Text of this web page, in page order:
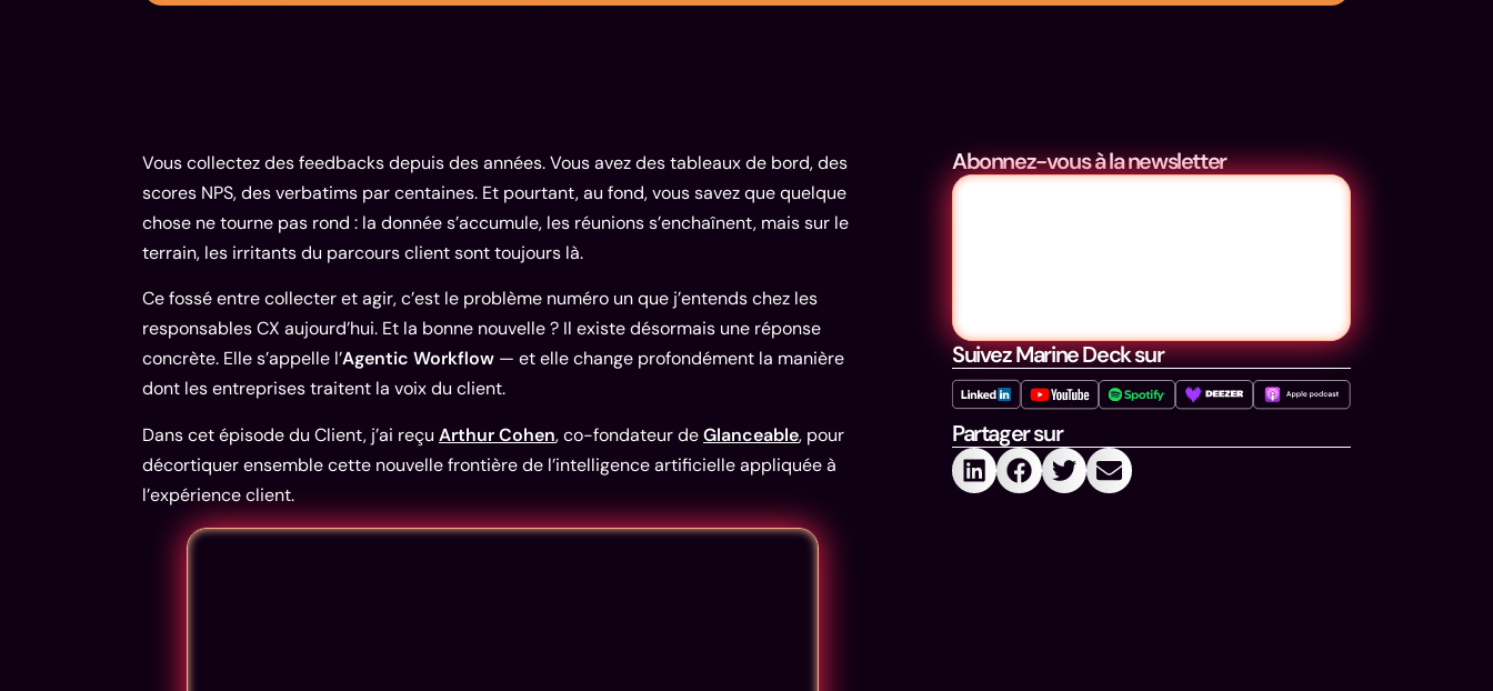
Vous collectez des feedbacks depuis des années. Vous avez des tableaux de bord, des
scores NPS, des verbatims par centaines. Et pourtant, au fond, vous savez que quelque
chose ne tourne pas rond : la donnée s’accumule, les réunions s’enchaînent, mais sur le
terrain, les irritants du parcours client sont toujours là.
Ce fossé entre collecter et agir, c’est le problème numéro un que j’entends chez les
responsables CX aujourd’hui. Et la bonne nouvelle ? Il existe désormais une réponse
concrète. Elle s’appelle l’Agentic Workflow — et elle change profondément la manière
dont les entreprises traitent la voix du client.
Dans cet épisode du Client, j’ai reçu Arthur Cohen, co-fondateur deGlanceable, pour
décortiquer ensemble cette nouvelle frontière de l’intelligence artificielle appliquée à
l’expérience client.
Abonnez-vous à la newsletter
Suivez Marine Deck sur
Partager sur